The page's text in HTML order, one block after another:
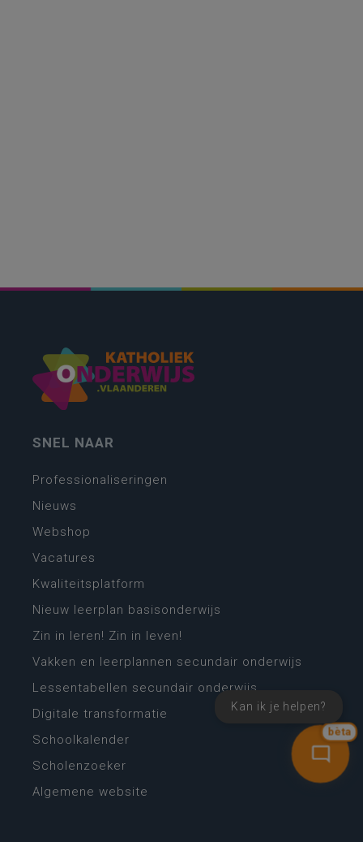
bèta
Kan ik je helpen?
SNEL NAAR
Professionaliseringen
Nieuws
Webshop
Vacatures
Kwaliteitsplatform
Nieuw leerplan basisonderwijs
Zin in leren! Zin in leven!
Vakken en leerplannen secundair onderwijs
Lessentabellen secundair onderwijs
Digitale transformatie
Schoolkalender
Scholenzoeker
Algemene website